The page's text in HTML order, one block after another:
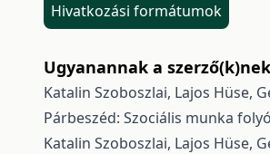
Hivatkozási formátumok
Ugyanannak a
Katalin Szoboszlai, Lajos Hüse,
Párbeszéd: Szociális munka
Katalin Szoboszlai, Lajos Hüse,